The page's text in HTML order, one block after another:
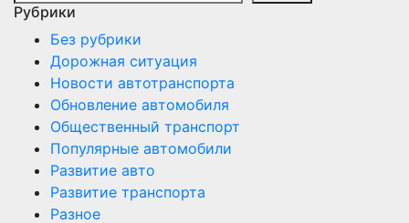
Рубрики
Без рубрики
Дорожная ситуация
Новости автотранспорта
Обновление автомобиля
Общественный транспорт
Популярные автомобили
Развитие авто
Развитие транспорта
Разное